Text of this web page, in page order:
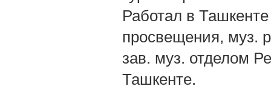
Работал в
просвещения, муз.
зав. муз. отделом
Ташкенте.